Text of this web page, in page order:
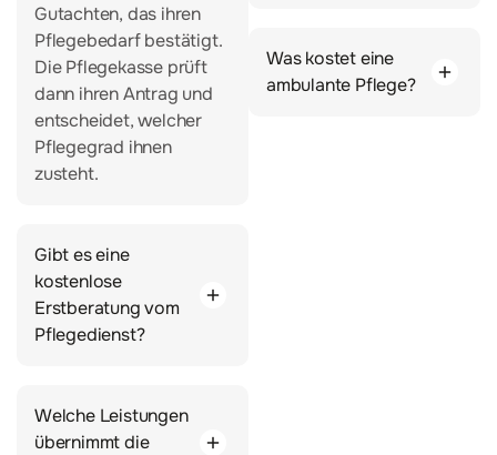
Gutachten, das ihren
Pflegebedarf bestätigt.
Die Pflegekasse prüft
dann ihren Antrag und
entscheidet, welcher
Pflegegrad ihnen
zusteht.
Gibt es eine
kostenlose
Erstberatung vom
Pflegedienst?
Welche Leistungen
übernimmt die
Was kostet eine
ambulante Pflege?